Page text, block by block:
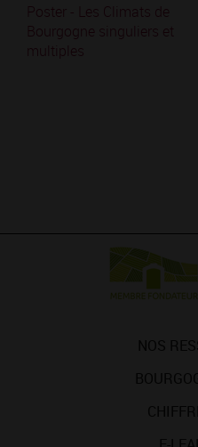
Poster - Les Climats de
Bourgogne singuliers et
multiples